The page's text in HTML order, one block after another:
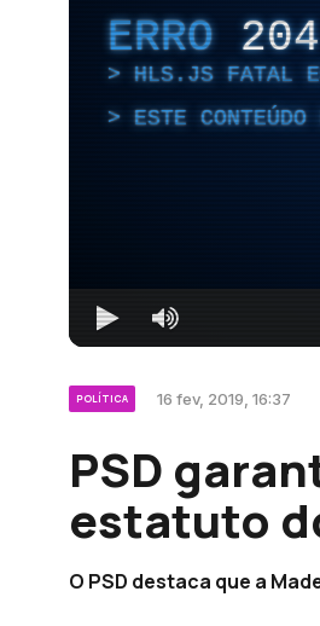
ERRO 204
HLS.JS FATAL
ESTE
POLÍTICA 16 fev, 2019, 16:37
PSD
estatuto
O PSD destaca que a